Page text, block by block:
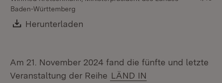
Baden-Württemberg
Download:
Herunterladen
Am 21. November 2024 fand die fünfte und letzte
Veranstaltung der Reihe LÄND IN